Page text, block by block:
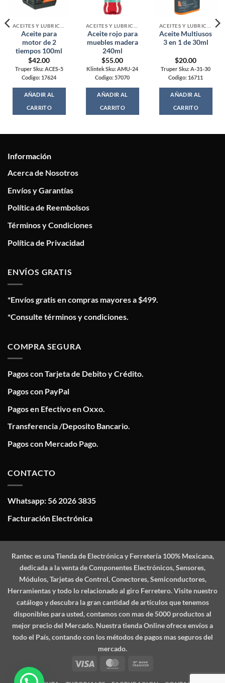
Aceite para
motor de 2
tiempos 100ml
$42.00
Truper Sku: ACES-5
Codigo: 17624
AÑADIR AL
CARRITO
Aceite rojo para
muebles madera
240ml
$55.00
Klintek Sku: AMU-24
Codigo: 57070
AÑADIR AL
CARRITO
Aceite Multiusos
3 en 1 de 30ml
$20.00
Truper Sku: A-31-30
Codigo: 16711
AÑADIR AL
CARRITO
Información
Acerca de Nosotros
Envíos y Garantías
Política de Reembolsos
Términos y Condiciones
Política de Privacidad
ENVÍOS GRATIS
*Envíos gratis en compras mayores a $499.
*Consulte términos y condiciones.
COMPRA SEGURA
Pagos con Tarjeta de Debito y Crédito.
Pagos con PayPal
Pagos en Efectivo en Oxxo.
Transferencia /Deposito Bancario.
Pagos con Mercado Pago.
CONTACTO
Whatsapp: 56 2026 3835
Facturación Electrónica
Ranteces una Tienda de Electrónica y Ferretería 100% Mexicana,
dedicada a la venta de Componentes Electrónicos, Sensores,
Módulos, Tarjetas de Control, Conectores, Semiconductores,
Herramientas y todo lo relacionado al giro Ferretero. Visite nuestro
catálogo y descubra la gran cantidad de artículos que tenemos
disponibles para usted, contamos con mas de 5000 productos al
mejor precio del Mercado. Nuestra tienda Online ofrece envíos a
todo el País, contando con los métodos de pagos mas seguros del
mercado.
Visa
MasterCard